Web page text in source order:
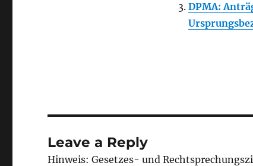
DPMA:
Leave a Reply
Hinweis: Gesetzes- und